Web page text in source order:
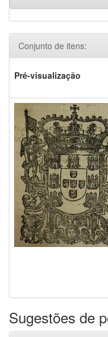
Conjunto de itens:
Pré-visualização
Sugestões de